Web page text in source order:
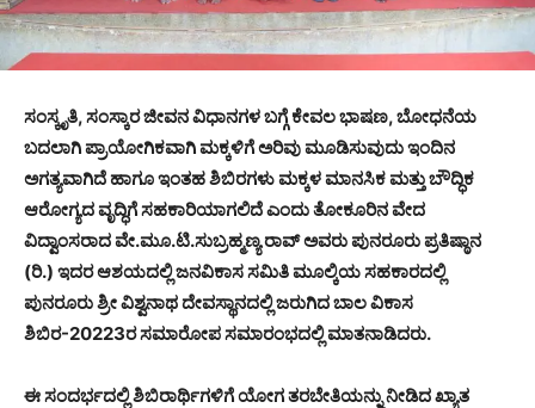
ಸಂಸ್ಕೃತಿ, ಸಂಸ್ಕಾರ ಜೀವನ ವಿಧಾನಗಳ ಬಗ್ಗೆ ಕೇವಲ ಭಾಷಣ, ಬೋಧನೆಯ
ಬದಲಾಗಿ ಪ್ರಾಯೋಗಿಕವಾಗಿ ಮಕ್ಕಳಿಗೆ ಅರಿವು ಮೂಡಿಸುವುದು ಇಂದಿನ
ಅಗತ್ಯವಾಗಿದೆ ಹಾಗೂ ಇಂತಹ ಶಿಬಿರಗಳು ಮಕ್ಕಳ ಮಾನಸಿಕ ಮತ್ತು ಬೌದ್ಧಿಕ
ಆರೋಗ್ಯದ ವೃದ್ಧಿಗೆ ಸಹಕಾರಿಯಾಗಲಿದೆ ಎಂದು ತೋಕೂರಿನ ವೇದ
ವಿದ್ವಾಂಸರಾದ ವೇ.ಮೂ.ಟಿ.ಸುಬ್ರಹ್ಮಣ್ಯ ರಾವ್ ಅವರು ಪುನರೂರು ಪ್ರತಿಷ್ಠಾನ
(ರಿ.) ಇದರ ಆಶಯದಲ್ಲಿ ಜನವಿಕಾಸ ಸಮಿತಿ ಮೂಲ್ಕಿಯ ಸಹಕಾರದಲ್ಲಿ
ಪುನರೂರು ಶ್ರೀ ವಿಶ್ವನಾಥ ದೇವಸ್ಥಾನದಲ್ಲಿ ಜರುಗಿದ ಬಾಲ ವಿಕಾಸ
ಶಿಬಿರ-20223ರ ಸಮಾರೋಪ ಸಮಾರಂಭದಲ್ಲಿ ಮಾತನಾಡಿದರು.
ಈ ಸಂದರ್ಭದಲ್ಲಿ ಶಿಬಿರಾರ್ಥಿಗಳಿಗೆ ಯೋಗ ತರಬೇತಿಯನ್ನು ನೀಡಿದ ಖ್ಯಾತ